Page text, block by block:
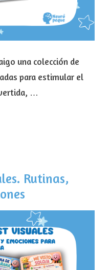
una colección de
para estimular el
…
Rutinas,